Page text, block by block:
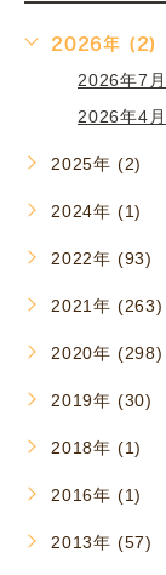
2026年 (2)
2026年7
2026年4
2025年 (2)
2024年 (1)
2022年 (93)
2021年 (263)
2020年 (298)
2019年 (30)
2018年 (1)
2016年 (1)
2013年 (57)